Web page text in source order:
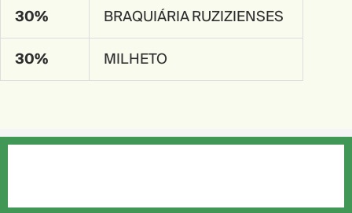
30%
BRAQUIÁRIA RUZIZIENSES
30%
MILHETO